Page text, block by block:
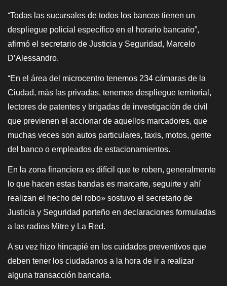
“Todas las sucursales de todos los bancos tienen un
despliegue policial específico en el horario bancario”,
afirmó el secretario de Justicia y Seguridad, Marcelo
D’Alessandro.
“En el área del microcentro tenemos 234 cámaras de la
Ciudad, más las privadas, tenemos despliegue territorial,
lectores de patentes y brigadas de investigación de civil
que previenen el accionar de aquellos marcadores, que
muchas veces son autos particulares, taxis, motos, gente
del banco o empleados de estacionamientos.
En la zona financiera es difícil que te roben, generalmente
lo que hacen estas bandas es marcarte, seguirte y ahí
realizan el hecho del robo» sostuvo el secretario de
Justicia y Seguridad porteño en declaraciones formuladas
a las radios Mitre y La Red.
A su vez hizo hincapié en los cuidados preventivos que
deben tener los ciudadanos a la hora de ir a realizar
alguna transacción bancaria.